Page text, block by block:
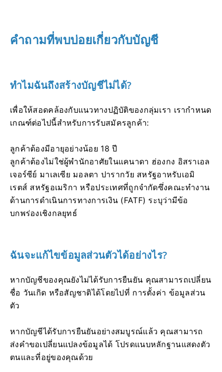
คำถามที่พบบ่อยเกี่ยวกับบัญชี
ทำไมฉันถึงสร้างบัญชีไม่ได้?
เพื่อให้สอดคล้องกับแนวทางปฏิบัติของกลุ่มเรา เรากำหนด
เกณฑ์ต่อไปนี้สำหรับการรับสมัครลูกค้า:
ลูกค้าต้องมีอายุอย่างน้อย 18 ปี
ลูกค้าต้องไม่ใช่ผู้พำนักอาศัยในแคนาดา ฮ่องกง อิสราเอล
เจอร์ซีย์ มาเลเซีย มอลตา ปารากวัย สหรัฐอาหรับเอมิ
เรตส์ สหรัฐอเมริกา หรือประเทศที่ถูกจำกัดซึ่งคณะทำงาน
ด้านการดำเนินการทางการเงิน (FATF) ระบุว่ามีข้อ
บกพร่องเชิงกลยุทธ์
ฉันจะแก้ไขข้อมูลส่วนตัวได้อย่างไร?
หากบัญชีของคุณยังไม่ได้รับการยืนยัน คุณสามารถเปลี่ยน
ชื่อ วันเกิด หรือสัญชาติได้โดยไปที่ การตั้งค่า ข้อมูลส่วน
ตัว
หากบัญชีได้รับการยืนยันอย่างสมบูรณ์แล้ว คุณสามารถ
ส่งคำขอเปลี่ยนแปลงข้อมูลได้ โปรดแนบหลักฐานแสดงตัว
ตนและที่อยู่ของคุณด้วย